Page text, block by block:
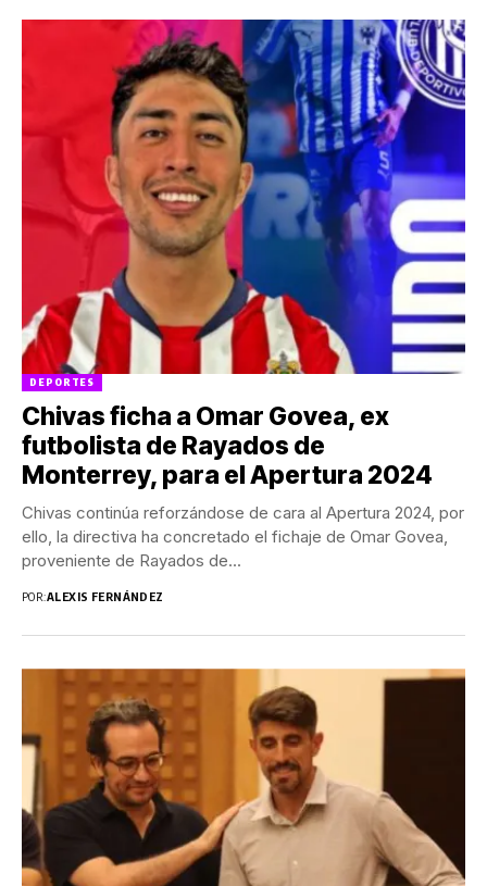
DEPORTES
Chivas ficha a Omar Govea, ex
futbolista de Rayados de
Monterrey, para el Apertura 2024
Chivas continúa reforzándose de cara al Apertura 2024, por
ello, la directiva ha concretado el fichaje de Omar Govea,
proveniente de Rayados de...
POR:ALEXIS FERNÁNDEZ